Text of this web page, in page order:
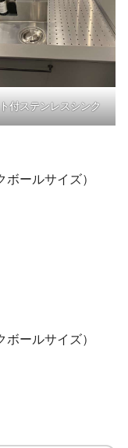
付ステンレスシンク
ールサイズ）
ールサイズ）